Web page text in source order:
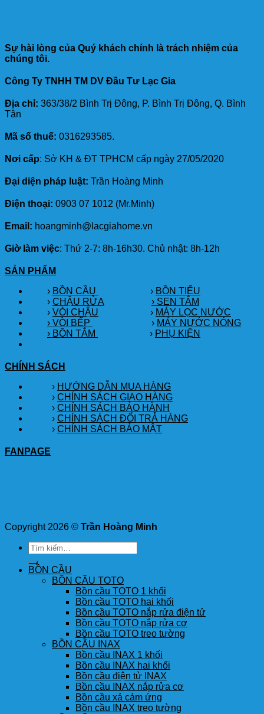
Sự hài lòng của Quý khách chính là trách nhiệm của
chúng tôi.
Công Ty TNHH TM DV Đầu Tư Lạc Gia
Địa chỉ: 363/38/2 Bình Trị Đông, P. Bình Trị Đông, Q. Bình
Tân
Mã số thuế: 0316293585.
Nơi cấp: Sở KH & ĐT TPHCM cấp ngày 27/05/2020
Đại diện pháp luật: Trần Hoàng Minh
Điện thoại: 0903 07 1012 (Mr.Minh)
Email: hoangminh@lacgiahome.vn
Giờ làm việc: Thứ 2-7: 8h-16h30. Chủ nhật: 8h-12h
SẢN PHẨM
› BỒN CẦU › BỒN TIỂU
› CHẬU RỬA
› SEN TẮM
› VÒI CHẬU › MÁY LỌC NƯỚC
› VÒI BẾP
› MÁY NƯỚC NÓNG
› BỒN TẮM
› PHỤ KIỆN
CHÍNH SÁCH
› HƯỚNG DẪN MUA HÀNG
› CHÍNH SÁCH GIAO HÀNG
› CHÍNH SÁCH BẢO HÀNH
› CHÍNH SÁCH ĐỔI TRẢ HÀNG
› CHÍNH SÁCH BẢO MẬT
FANPAGE
Copyright 2026 © Trần Hoàng Minh
Tìm
kiếm:
BỒN CẦU
BỒN CẦU TOTO
Bồn cầu TOTO 1 khối
Bồn cầu TOTO hai khối
Bồn cầu TOTO nắp rửa điện tử
Bồn cầu TOTO nắp rửa cơ
Bồn cầu TOTO treo tường
BỒN CẦU INAX
Bồn cầu INAX 1 khối
Bồn cầu INAX hai khối
Bồn cầu điện tử INAX
Bồn cầu INAX nắp rửa cơ
Bồn cầu xả cảm ứng
Bồn cầu INAX treo tường